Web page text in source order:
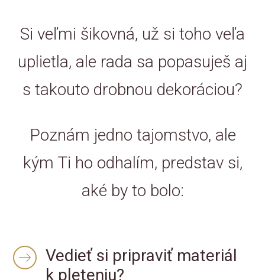
Si veľmi šikovná, už si toho veľa
uplietla, ale rada sa popasuješ aj
s takouto drobnou dekoráciou?
Poznám jedno tajomstvo, ale
kým Ti ho odhalím, predstav si,
aké by to bolo:
Vedieť si pripraviť materiál
k pleteniu?